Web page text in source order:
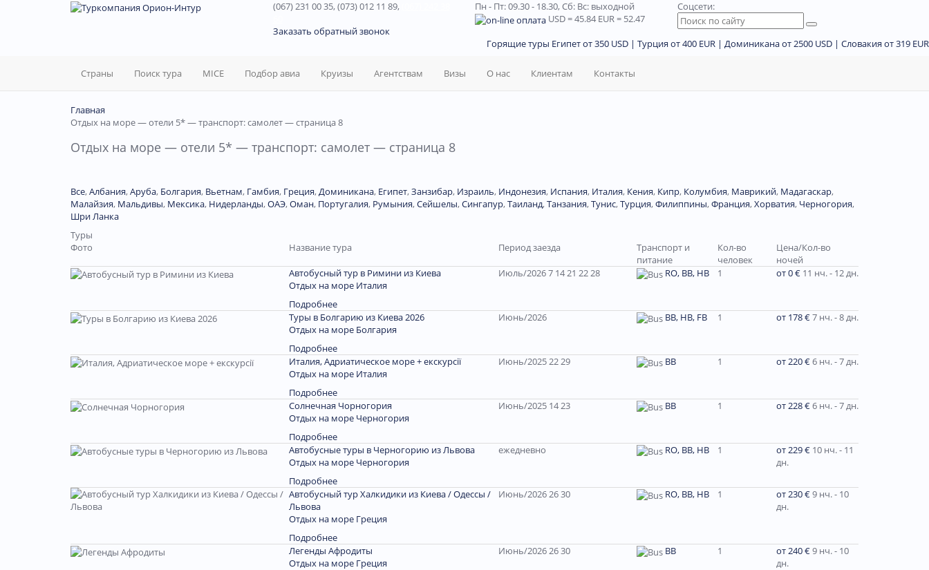
(067) 231 00 35, (073) 012 11 89,
Заказать обратный звонок
Пн - Пт: 09.30 - 18.30,Сб: Вс: выходной
USD= 45.84EUR= 52.47
Соцсети:
Горящие туры Египет от 350 USD | Турция от 400 EUR | Доминикана от 2500 USD | Словакия от 319 EUR
Страны Поиск тура MICE Подбор авиа Круизы Агентствам Визы О нас Клиентам Контакты
Главная
Отдых на море — отели 5* — транспорт: самолет — страница 8
Отдых на море — отели 5* — транспорт: самолет — страница 8
Все,Албания,Аруба, Болгария, Вьетнам, Гамбия, Греция,Доминиканa, Египет,Занзибар, Израиль, Индонезия, Испания, Италия, Кения, Кипр, Колумбия, Маврикий, Мадагаскар,
Малайзия, Мальдивы, Мексика, Нидерланды,ОАЭ,Оман, Португалия, Румыния,Сейшелы,Сингапур,Таиланд,Танзания,Тунис,Турция,Филиппины,Франция,Хорватия, Черногория,
Шри Ланка
Туры
Фото
Название тура Период заезда
Транспорт и
питание
Кол-во
человек
Цена/Кол-во
ночей
Автобусный тур в Римини из Киева
Отдых на море Италия
Подробнее
Июль/2026 7 14 21 22 28 RO, BB, HB 1 от 0 € 11 нч. - 12 дн.
Туры в Болгарию из Киева 2026
Отдых на море Болгария
Подробнее
Июнь/2026 BB, HB, FB 1 от 178 €7 нч. - 8 дн.
Италия, Адриатическое море + екскурсії
Отдых на море Италия
Подробнее
Июнь/2025 22 29 BB 1 от 220 €6 нч. - 7 дн.
Солнечная Чорногория
Отдых на море Черногория
Подробнее
Июнь/2025 14 23 BB 1 от 228 €6 нч. - 7 дн.
Автобусные туры в Черногорию из Львова
Отдых на море Черногория
Подробнее
ежедневно RO, BB, HB 1 от 229 € 10 нч. - 11
дн.
Автобусный тур Халкидики из Киева / Одессы /
Львова
Отдых на море Греция
Подробнее
Июнь/2026 26 30 RO, BB, HB 1 от 230 €9 нч. - 10
дн.
Легенды Афродиты
Отдых на море Греция
Июнь/2026 26 30 ВВ 1 от 240 €9 нч. - 10
дн.